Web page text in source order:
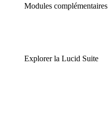
Modules complémentaires
Explorer la Lucid Suite